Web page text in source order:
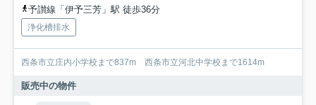
予讃線「伊予三芳」駅 徒歩36分
浄化槽排水
西条市立庄内小学校まで837m 西条市立河北中学校まで1614m
販売中の物件